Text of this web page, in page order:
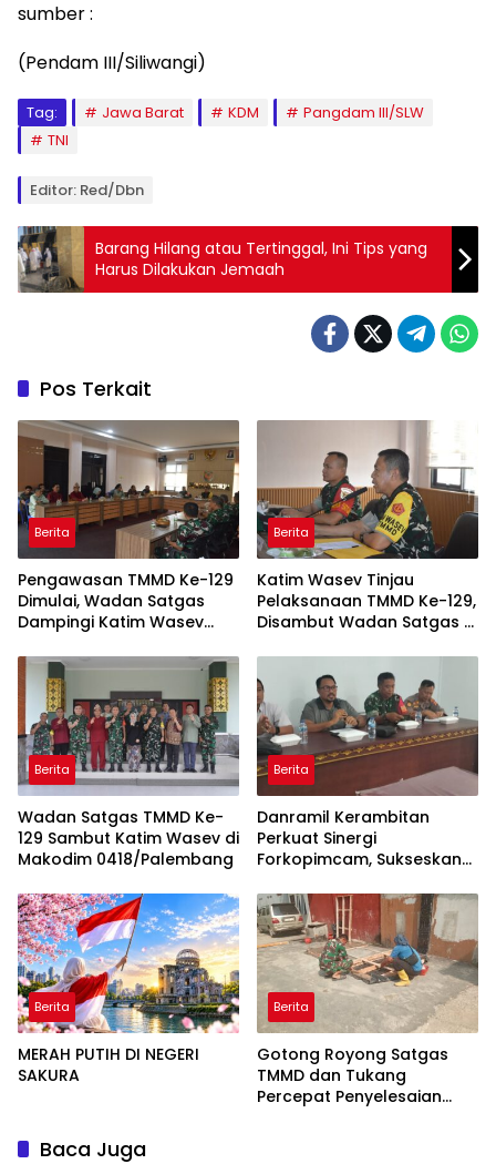
sumber :
(Pendam III/Siliwangi)
Tag: Jawa Barat KDM
Pangdam III/SLW
TNI
Editor: Red/dbn
Barang Hilang atau Tertinggal, Ini Tips yang
Harus Dilakukan Jemaah
Pos Terkait
Berita
Pengawasan TMMD Ke-129
Dimulai, Wadan Satgas
Dampingi Katim Wasev
Berita
Katim Wasev Tinjau
Pelaksanaan TMMD Ke-129,
Disambut Wadan Satgas di
Berita
Wadan Satgas TMMD Ke-
129 Sambut Katim Wasev di
Makodim 0418/Palembang
Berita
Danramil Kerambitan
Perkuat Sinergi
Forkopimcam, Sukseskan
Bagi Seluruh Masyarakat
Berita
MERAH PUTIH DI NEGERI
SAKURA
Berita
Gotong Royong Satgas
TMMD dan Tukang
Percepat Penyelesaian
Baca Juga